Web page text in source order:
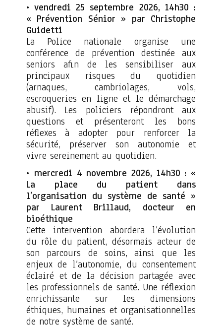
vendredi 25 septembre 2026, 14h30 :
« Prévention Sénior » par Christophe
Guidetti
La Police nationale organise une
conférence de prévention destinée aux
seniors afin de les sensibiliser aux
principaux risques du quotidien
(arnaques, cambriolages, vols,
escroqueries en ligne et le démarchage
abusif). Les policiers répondront aux
questions et présenteront les bons
réflexes à adopter pour renforcer la
sécurité, préserver son autonomie et
vivre sereinement au quotidien.
mercredi 4 novembre 2026, 14h30 : «
La place du patient dans
l’organisation du système de santé »
par Laurent Brillaud, docteur en
bioéthique
Cette intervention abordera l’évolution
du rôle du patient, désormais acteur de
son parcours de soins, ainsi que les
enjeux de l’autonomie, du consentement
éclairé et de la décision partagée avec
les professionnels de santé. Une réflexion
enrichissante sur les dimensions
éthiques, humaines et organisationnelles
de notre système de santé.